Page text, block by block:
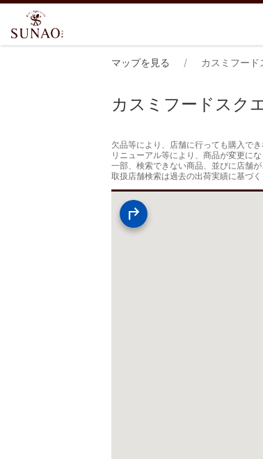
マップを見る カスミフー
カスミフードスク
欠品等により、店舗に行っても購入で
リニューアル等により、商品が変更に
一部、検索できない商品、並びに店舗
取扱店舗検索は過去の出荷実績に基づ